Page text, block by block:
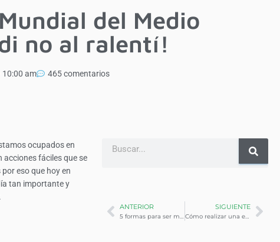
del Medio
no al ralentí!
10:00 am 465 comentarios
ocupados en
acciones fáciles que se
eso que hoy en
tan importante y
ANTERIOR
5 formas para ser más eficiente con el seguimiento de flotas por GPS
SIGUIENTE
Cómo realizar una evaluación de riesgos de la flota